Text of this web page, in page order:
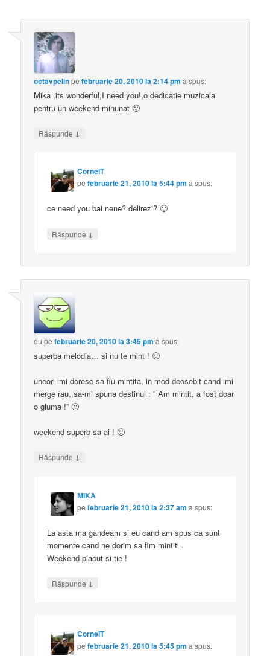
octavpelinpefebruarie 20, 2010 la 2:14 pm a spus:
Mika ,its wonderful,I need you!,o dedicatie muzicala
pentru un weekend minunat 🙂
Răspunde ↓
CornelT
pefebruarie 21, 2010 la 5:44 pm a spus:
ce need you bai nene? delirezi? 🙂
Răspunde ↓
eu pefebruarie 20, 2010 la 3:45 pm a spus:
superba melodia… si nu te mint ! 🙂
uneori imi doresc sa fiu mintita, in mod deosebit cand imi
merge rau, sa-mi spuna destinul : ” Am mintit, a fost doar
o gluma !” 🙂
weekend superb sa ai ! 🙂
Răspunde ↓
MIKA
pefebruarie 21, 2010 la 2:37 am a spus:
La asta ma gandeam si eu cand am spus ca sunt
momente cand ne dorim sa fim mintiti .
Weekend placut si tie !
Răspunde ↓
CornelT
pefebruarie 21, 2010 la 5:45 pm a spus: